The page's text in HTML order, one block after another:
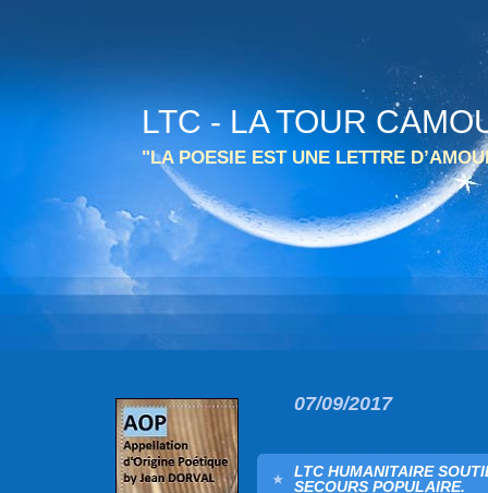
LTC - LA TOUR
"LA POESIE EST UNE LETTRE
07/09/2017
LTC HUMANITAIRE
SECOURS POPULAIRE.